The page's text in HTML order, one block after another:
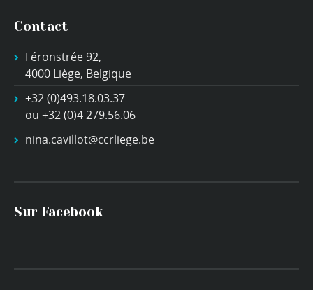
Contact
Féronstrée 92,
4000 Liège, Belgique
+32 (0)493.18.03.37
ou +32 (0)4 279.56.06
nina.cavillot@ccrliege.be
Sur Facebook